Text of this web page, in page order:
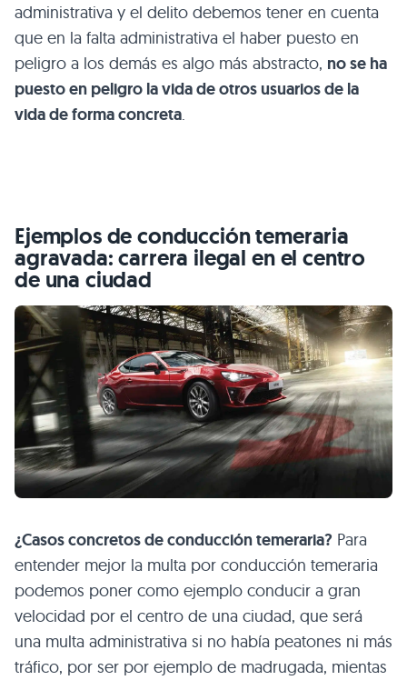
administrativa y el delito debemos tener en cuenta
que en la falta administrativa el haber puesto en
peligro a los demás es algo más abstracto, no se ha
puesto en peligro la vida de otros usuarios de la
vida de forma concreta
Ejemplos de conducción temeraria
agravada: carrera ilegal en el centro
de una ciudad
¿Casos concretos de conducción temeraria? Para
entender mejor la multa por conducción temeraria
podemos poner como ejemplo conducir a gran
velocidad por el centro de una ciudad, que será
una multa administrativa si no había peatones ni más
tráfico, por ser por ejemplo de madrugada, mientas